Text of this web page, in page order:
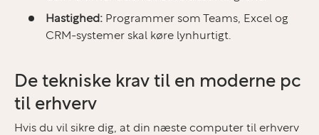
Hastighed: Programmer som Teams, Excel og
CRM-systemer skal køre lynhurtigt.
De tekniske krav til en moderne pc
til erhverv
Hvis du vil sikre dig, at din næste computer til erhverv